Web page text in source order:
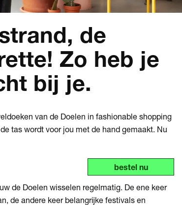
de
Zo heb je
bij je.
van de Doelen in fashionable shopping
tas wordt voor jou met de hand gemaakt. Nu
bestel nu
de Doelen wisselen regelmatig. De ene keer
de andere keer belangrijke festivals en